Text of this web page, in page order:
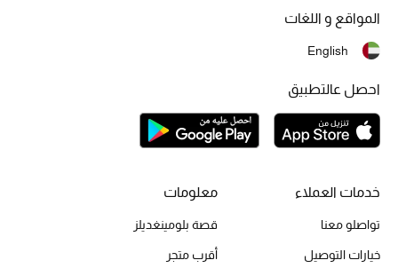
جميع الإكسسورات النسائية
موضة نسائية
تسوقوا للنساء
الموسم الجديد
خدمات العملاء
تواصلو معنا
خيارات التوصيل
معلومات
قصة بلومينغديلز
أقرب متجر
المواقع و اللغات
English
احصل عالتطبيق